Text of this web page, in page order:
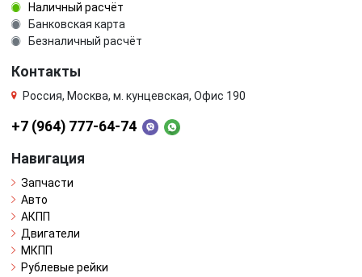
Наличный расчёт
Банковская карта
Безналичный расчёт
Контакты
Россия, Москва, м. кунцевская, Офис 190
+7 (964) 777-64-74
Навигация
Запчасти
Авто
АКПП
Двигатели
МКПП
Рублевые рейки